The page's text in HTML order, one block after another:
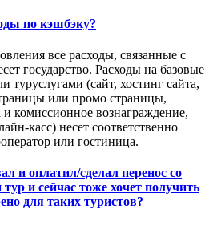
по кэшбэку?
все расходы, связанные с
государство. Расходы на базовые
туруслугами (сайт, хостинг сайта,
или промо страницы,
комиссионное вознаграждение,
касс) несет соответственно
или гостиница.
и оплатил/сделал перенос со
и сейчас тоже хочет получить
для таких туристов?